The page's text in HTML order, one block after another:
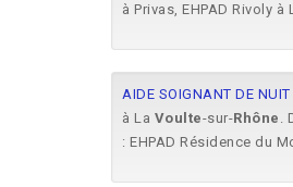
à Privas, EHPAD Rivoly à
AIDE SOIGNANT DE NUIT
à La Voulte-sur-Rhône .
: EHPAD Résidence du